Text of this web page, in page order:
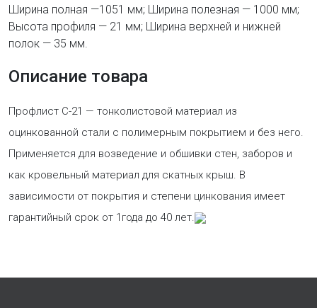
Ширина полная —1051 мм; Ширина полезная — 1000 мм;
Высота профиля — 21 мм; Ширина верхней и нижней
полок — 35 мм.
Описание товара
Профлист С-21 — тонколистовой материал из
оцинкованной стали с полимерным покрытием и без него.
Применяется для возведение и обшивки стен, заборов и
как кровельный материал для скатных крыш. В
зависимости от покрытия и степени цинкования имеет
гарантийный срок от 1года до 40 лет.